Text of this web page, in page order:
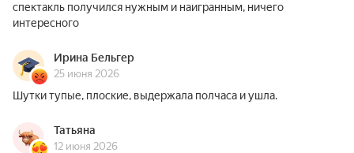
спектакль получился нужным и наигранным, ничего
интересного
Ирина Бельгер
25 июня 2026
Шутки тупые, плоские, выдержала полчаса и ушла.
Татьяна
12 июня 2026